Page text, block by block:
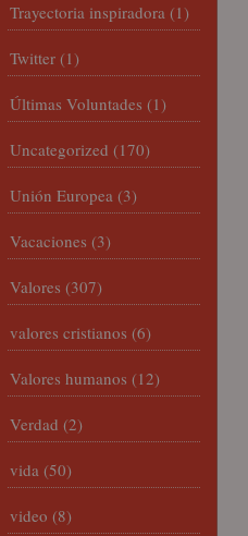
Trayectoria inspiradora (1)
Twitter (1)
Últimas Voluntades (1)
Uncategorized (170)
Unión Europea (3)
Vacaciones (3)
Valores (307)
valores cristianos (6)
Valores humanos (12)
Verdad (2)
vida (50)
video (8)